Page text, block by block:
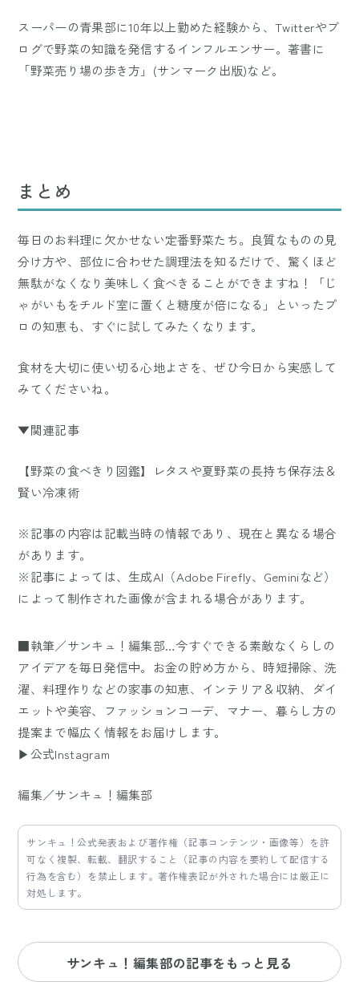
スーパーの青果部に10年以上勤めた経験から、Twitterやブ
ログで野菜の知識を発信するインフルエンサー。著書に
「野菜売り場の歩き方」(サンマーク出版)など。
まとめ
毎日のお料理に欠かせない定番野菜たち。良質なものの見
分け方や、部位に合わせた調理法を知るだけで、驚くほど
無駄がなくなり美味しく食べきることができますね！「じ
ゃがいもをチルド室に置くと糖度が倍になる」といったプ
ロの知恵も、すぐに試してみたくなります。
食材を大切に使い切る心地よさを、ぜひ今日から実感して
みてくださいね。
▼関連記事
【野菜の食べきり図鑑】レタスや夏野菜の長持ち保存法＆
賢い冷凍術
※記事の内容は記載当時の情報であり、現在と異なる場合
があります。
※記事によっては、生成AI（Adobe Firefly、Geminiなど）
によって制作された画像が含まれる場合があります。
■執筆／サンキュ！編集部…今すぐできる素敵なくらしの
アイデアを毎日発信中。お金の貯め方から、時短掃除、洗
濯、料理作りなどの家事の知恵、インテリア＆収納、ダイ
エットや美容、ファッションコーデ、マナー、暮らし方の
提案まで幅広く情報をお届けします。
▶公式Instagram
編集／サンキュ！編集部
サンキュ！公式発表および著作権（記事コンテンツ・画像等）を許
可なく複製、転載、翻訳すること（記事の内容を要約して配信する
行為を含む）を禁止します。著作権表記が外された場合には厳正に
対処します。
サンキュ！編集部の記事をもっと見る